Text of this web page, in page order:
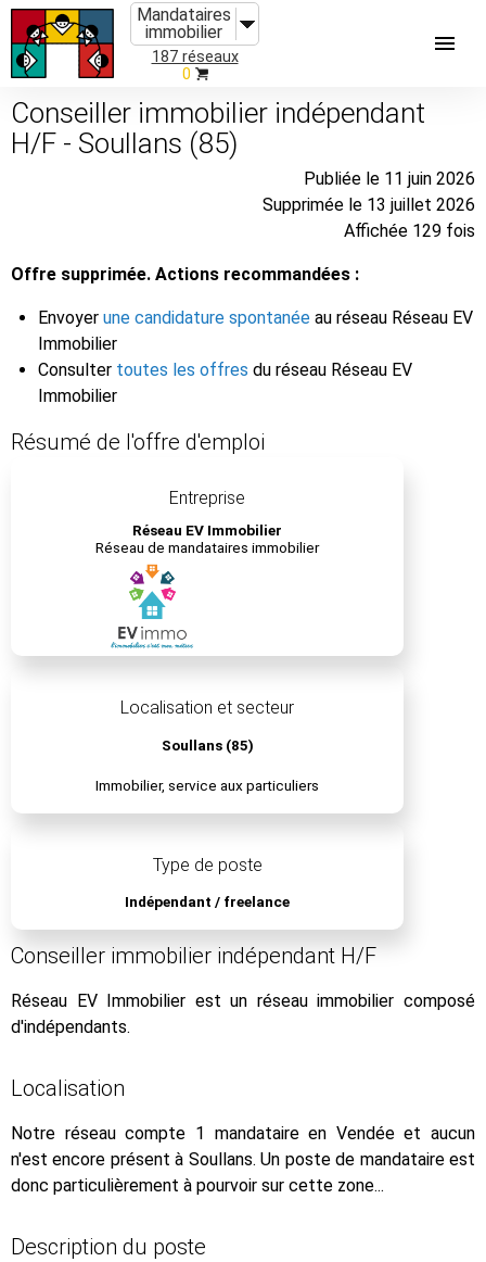
Mandataires
immobilier
187 réseaux
0
Conseiller immobilier indépendant
H/F - Soullans (85)
Publiée le 11 juin 2026
Supprimée le 13 juillet 2026
Affichée 129 fois
Offre supprimée. Actions recommandées :
Envoyer une candidature spontanée au réseau Réseau EV
Immobilier
Consulter toutes les offres du réseau Réseau EV
Immobilier
Résumé de l'offre d'emploi
Entreprise
Réseau EV Immobilier
Réseau de mandataires immobilier
Localisation et secteur
Soullans (85)
Immobilier, service aux particuliers
Type de poste
Indépendant / freelance
Conseiller immobilier indépendant H/F
Réseau EV Immobilier est un réseau immobilier composé
d'indépendants.
Localisation
Notre réseau compte 1 mandataire en Vendée et aucun
n'est encore présent à Soullans. Un poste de mandataire est
donc particulièrement à pourvoir sur cette zone...
Description du poste